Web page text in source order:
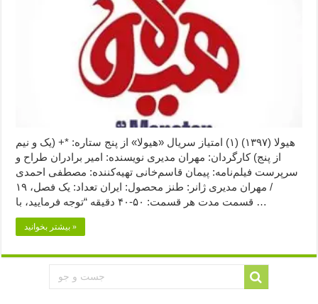
هیولا (۱۳۹۷) (۱) امتیاز سریال «هیولا» از پنج ستاره: *+ (یک و نیم
از پنج) کارگردان: مهران مدیری نویسنده: امیر برادران طراح و
سرپرست فیلم‌نامه: پیمان قاسم‌خانی تهیه‌کننده: مصطفی احمدی
/ مهران مدیری ژانر: طنز محصول: ایران تعداد: یک فصل، ۱۹
قسمت مدت هر قسمت: ۵۰-۴۰ دقیقه “توجه فرمایید،‌ با …
بیشتر بخوانید »